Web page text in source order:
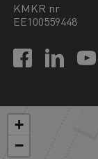
KMKR nr
EE100559448
+
−